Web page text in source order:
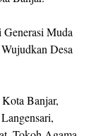
Muda
Desa
Banjar,